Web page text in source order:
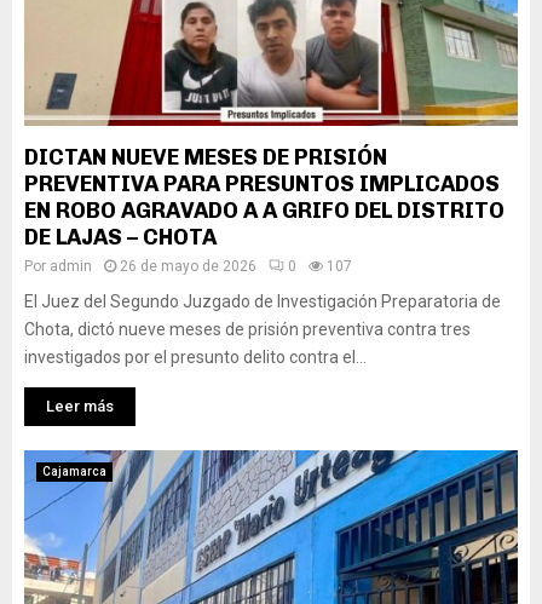
DICTAN NUEVE MESES DE PRISIÓN
PREVENTIVA PARA PRESUNTOS IMPLICADOS
EN ROBO AGRAVADO A A GRIFO DEL DISTRITO
DE LAJAS – CHOTA
Por admin 26 de mayo de 2026 0 107
El Juez del Segundo Juzgado de Investigación Preparatoria de
Chota, dictó nueve meses de prisión preventiva contra tres
investigados por el presunto delito contra el...
Leer más
Cajamarca